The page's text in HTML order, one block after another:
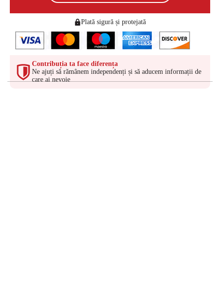
Plată sigură și protejată
Contribuția ta face diferența
Ne ajuți să rămânem independenți și să aducem informații de
care ai nevoie